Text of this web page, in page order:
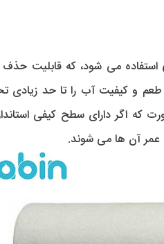
استفاده می شود، که قابلیت حذف
و کیفیت آب را تا حد زیادی
که اگر دارای سطح کیفی
عمر آن ها می شوند.